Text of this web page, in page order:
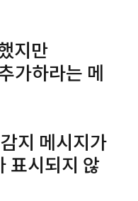
지만
가하라는 메
지 메시지가
표시되지 않